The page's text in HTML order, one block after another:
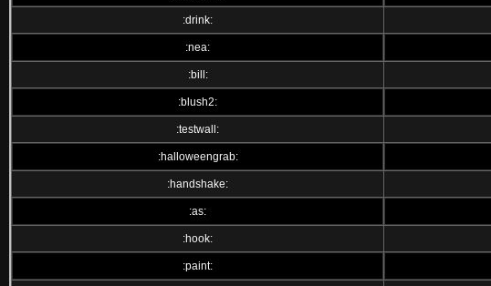
:drink:
:nea:
:bill:
:blush2:
:testwall:
:halloweengrab:
:handshake:
:as:
:hook:
:paint: